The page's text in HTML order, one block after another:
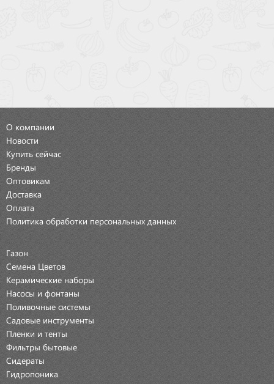
О компании
Новости
Купить сейчас
Бренды
Оптовикам
Доставка
Оплата
Политика обработки персональных данных
Газон
Семена Цветов
Керамические наборы
Насосы и фонтаны
Поливочные системы
Садовые инструменты
Пленки и тенты
Фильтры бытовые
Сидераты
Гидропоника